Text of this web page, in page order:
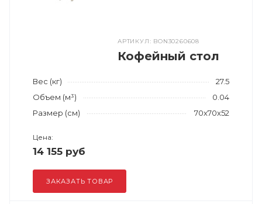
АРТИКУЛ: BON30260608
Кофейный стол
Вес (кг)
27.5
Объем (м³)
0.04
Размер (см)
70x70x52
Цена:
14 155 руб
ЗАКАЗАТЬ ТОВАР